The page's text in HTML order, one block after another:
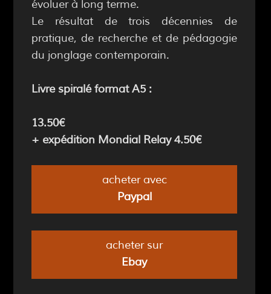
évoluer à long terme.
Le résultat de trois décennies de
pratique, de recherche et de pédagogie
du jonglage contemporain.
Livre spiralé format A5 :
13.50€
+ expédition Mondial Relay 4.50€
acheter avec
Paypal
acheter sur
Ebay